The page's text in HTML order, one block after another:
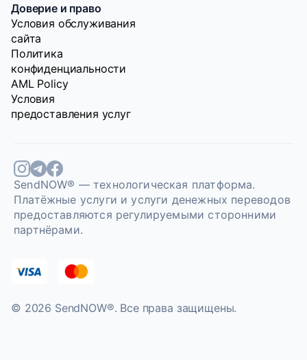
Доверие и право
Условия обслуживания
сайта
Политика
конфиденциальности
AML Policy
Условия
предоставления услуг
SendNOW® — технологическая платформа.
Платёжные услуги и услуги денежных переводов
предоставляются регулируемыми сторонними
партнёрами.
© 2026 SendNOW®. Bce права защищены.